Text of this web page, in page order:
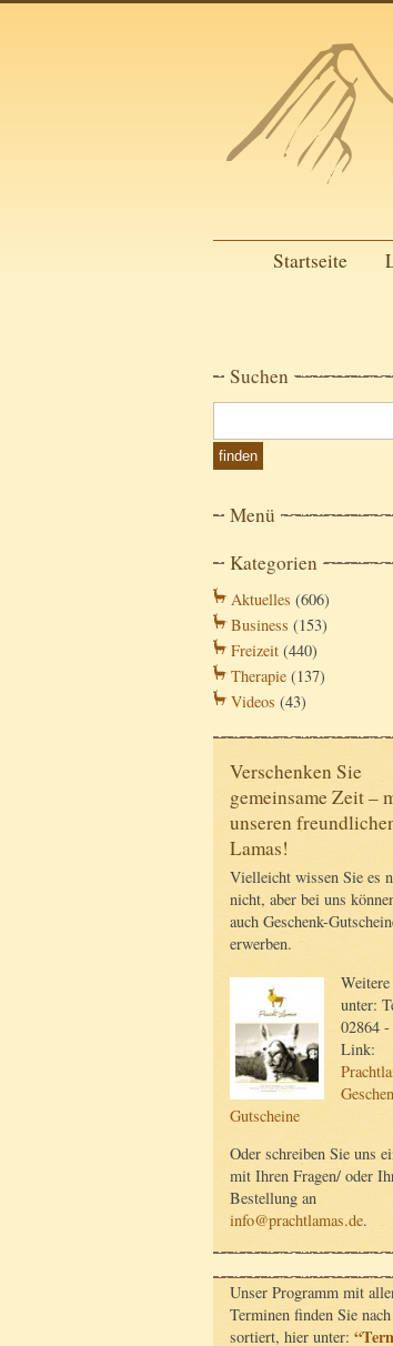
Startseite
Suchen
Menü
Kategorien
Aktuelles (606)
Business (153)
Freizeit (440)
Therapie (137)
Videos (43)
Verschenken Sie
gemeinsame Zeit –
unseren
Lamas!
Vielleicht wissen Sie es
nicht, aber bei uns
auch Geschenk-
erwerben.
unter:
02864 -
Link:
Gutscheine
Oder schreiben Sie uns
mit Ihren Fragen/ oder
Bestellung an
info@prachtlamas.de.
Unser Programm mit
Terminen finden Sie
sortiert, hier unter: